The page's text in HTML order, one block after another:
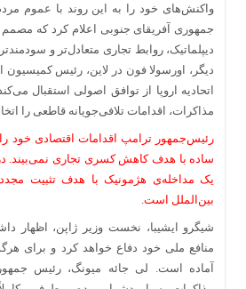
واکنش‌های خود را به این روند با عموم
جمهوری آفریقای جنوبی اعلام کرد که
دیپلماتیک، روابط تجاری متعادل‌تر و
دیگر، اورسولا فون در لاین، رئیس کمیسیون
اتحادیه اروپا از توافق اصولی استقبال
مذاکرات، اقدامات تلافی‌جویانه قاطعی را
رئیس‌جمهور ترامپ اقدامات اقتصادی خود
ساده با هدف کاهش کسری تجاری نمی‌بیند.
یک مداخله‌ی هژمونیک با هدف تثبیت
بین‌الملل است.
شیگرو ایشیبا، نخست وزیر ژاپن، اظهار
منافع ملی خود دفاع خواهد کرد و برای
آماده است. لی جائه میونگ، رئیس